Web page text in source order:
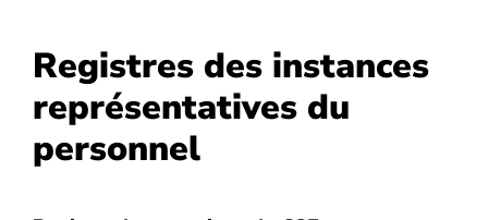
Registres des instances
représentatives du
personnel